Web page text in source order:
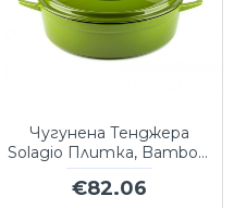
Чугунена Тенджера
Solagio Плитка, Bamboo,
Ф26
€82.06